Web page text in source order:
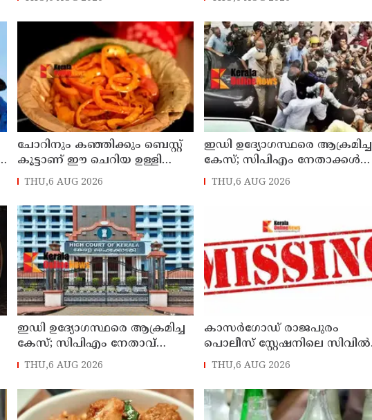
ചോറിനും കഞ്ഞിക്കും ബെസ്റ്റ്
കൂട്ടാണ് ഈ ചെറിയ ഉള്ളി
അച്ചാർ
THU,6 AUG 2026
ഇഡി ഉദ്യോഗസ്ഥരെ ആക്രമിച്ച
കേസ്; സിപിഎം നേതാക്കൾക്ക്
നോട്ടീസ്, മുഴുവൻ പേരെയും
ചോദ്യം ചെയ്യും
THU,6 AUG 2026
ഇഡി ഉദ്യോഗസ്ഥരെ ആക്രമിച്ച
കേസ്; സിപിഎം നേതാവ്
ഐപി ബിനു അടക്കം ആറു
THU,6 AUG 2026
കാസർഗോഡ് രാജപുരം
പൊലീസ് സ്റ്റേഷനിലെ സിവില്‍
പൊലീസ് ഓഫീസാറെ
THU,6 AUG 2026